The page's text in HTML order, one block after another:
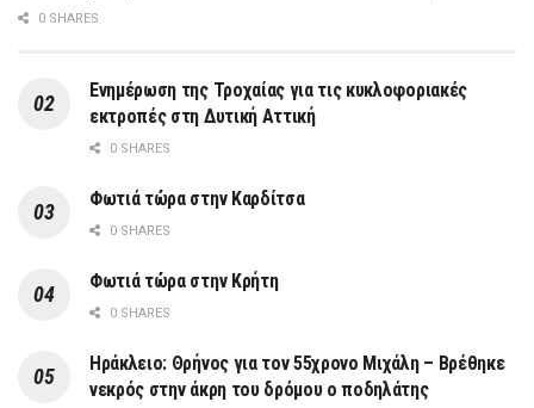
0 SHARES
Ενημέρωση της Τροχαίας για τις κυκλοφοριακές
εκτροπές στη Δυτική Αττική
0 SHARES
Φωτιά τώρα στην Καρδίτσα
0 SHARES
Φωτιά τώρα στην Κρήτη
0 SHARES
Ηράκλειο: Θρήνος για τον 55χρονο Μιχάλη – Βρέθηκε
νεκρός στην άκρη του δρόμου ο ποδηλάτης